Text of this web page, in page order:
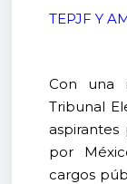
TEPJF Y
Con una
Tribunal
por
cargos